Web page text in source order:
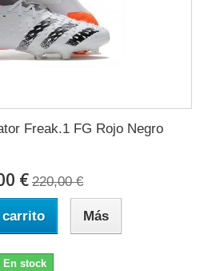
Freak.1 FG Rojo Negro
€ 220,00 €
carrito Más
En stock